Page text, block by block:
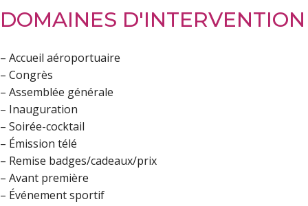
DOMAINES D'INTERVENTION
– Accueil aéroportuaire
– Congrès
– Assemblée générale
– Inauguration
– Soirée-cocktail
– Émission télé
– Remise badges/cadeaux/prix
– Avant première
– Événement sportif